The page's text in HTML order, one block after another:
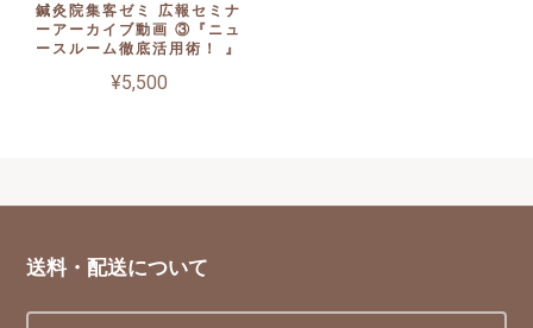
鍼灸院集客ゼミ 広報セミナ
ーアーカイブ動画 ③『ニュ
ースルーム徹底活用術！ 』
¥5,500
送料・配送について